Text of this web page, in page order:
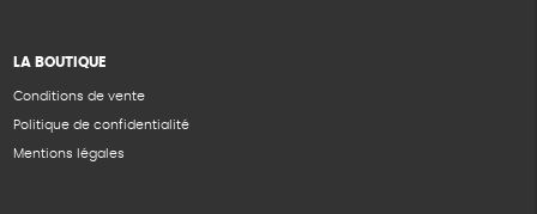
LA BOUTIQUE
Conditions de vente
Politique de confidentialité
Mentions légales